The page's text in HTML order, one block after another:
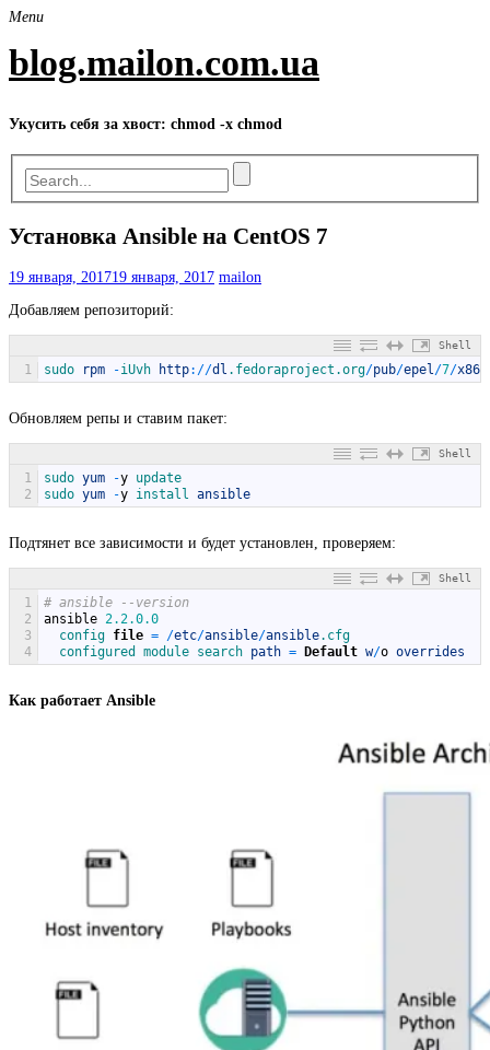
Skip
content
Menu
blog.mailon.com.ua
Укусить себя за хвост: chmod -x chmod
Установка Ansible на CentOS 7
19 января, 201719 января, 2017 mailon
Добавляем репозиторий:
Shell
1 sudo rpm -iUvh http: //dl .fedoraproject .org/pub/epel/7/
Обновляем репы и ставим пакет:
Shell
1
2
sudo yum -y update
sudo yum -y install ansible
Подтянет все зависимости и будет установлен, проверяем:
Shell
1
2
3
4
# ansible --version
ansible 2.2.0.0
config file = /etc/ansible/ansible.cfg
configured module search path = Default w/o overrides
Как работает Ansible